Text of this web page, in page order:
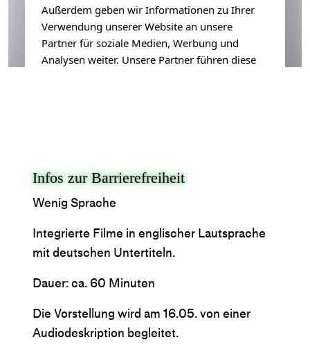
Außerdem geben wir Informationen zu Ihrer
Verwendung unserer Website an unsere
Partner für soziale Medien, Werbung und
Analysen weiter. Unsere Partner führen diese
→Ablehnen
Mehr zum Datenschutz
Infos zur Barrierefreiheit
Wenig Sprache
Integrierte Filme in englischer Lautsprache
mit deutschen Untertiteln.
Dauer: ca. 60 Minuten
Die Vorstellung wird am 16.05. von einer
Audiodeskription begleitet.